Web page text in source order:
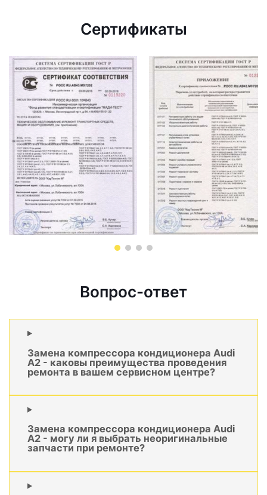
Сертификаты
Вопрос-ответ
Замена компрессора кондиционера Audi
A2 - каковы преимущества проведения
ремонта в вашем сервисном центре?
Замена компрессора кондиционера Audi
A2 - могу ли я выбрать неоригинальные
запчасти при ремонте?